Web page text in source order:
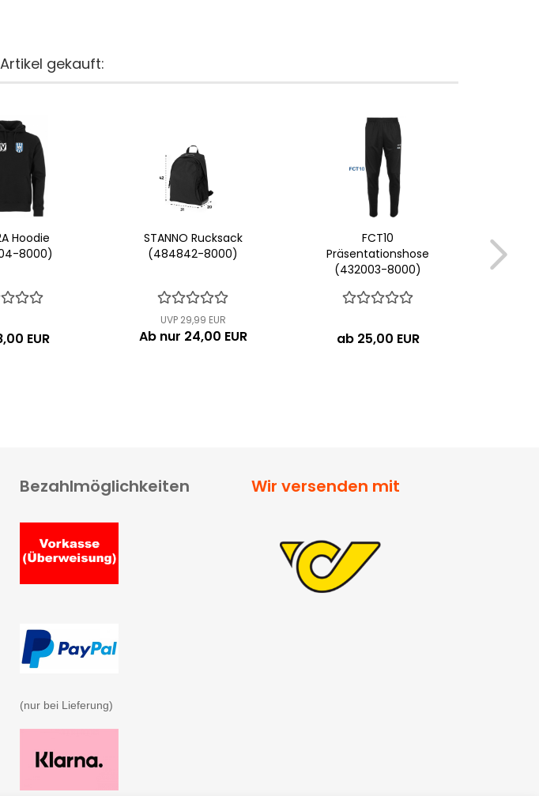
gekauft:
Hoodie
8000)
EUR
STANNO Rucksack
(484842-8000)
UVP 29,99 EUR
Ab nur 24,00 EUR
FCT10
Präsentationshose
(432003-8000)
ab 25,00 EUR
Bezahlmöglichkeiten
(nur bei Lieferung)
Wir versenden mit